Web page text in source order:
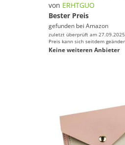
von ERHTGUO
Bester Preis
gefunden bei Amazon
zuletzt überprüft am
Preis kann sich seitdem
Keine weiteren Anbieter